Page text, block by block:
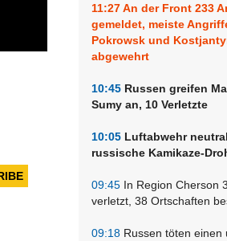
11:27An der Front 233
gemeldet, meiste
Pokrowsk und
abgewehrt
10:45 Russen greifen
Sumy an, 10 Verletzte
10:05 Luftabwehr
russische Kamikaze-
09:45 In Region Cherson
verletzt, 38 Ortschaften
09:18 Russen töten einen